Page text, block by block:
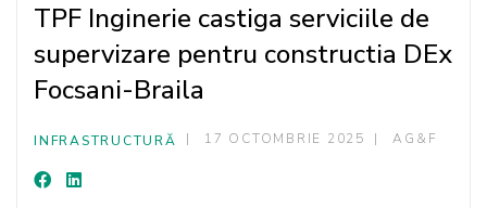
TPF Inginerie castiga serviciile de
supervizare pentru constructia DEx
Focsani-Braila
INFRASTRUCTURĂ 17 OCTOMBRIE 2025 AG&F